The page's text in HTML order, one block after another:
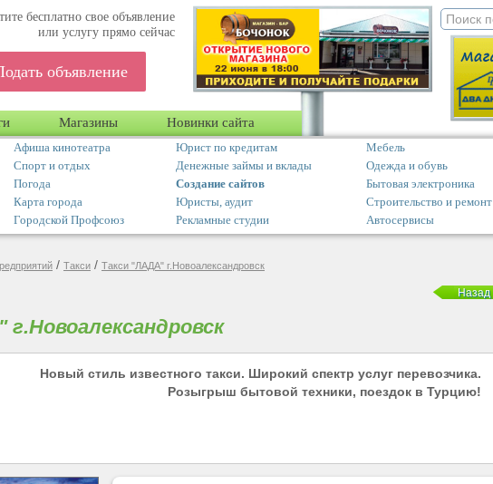
бесплатно свое объявление
или услугу прямо сейчас
Магазины Новинки сайта
объявление
Афиша кинотеатра Юрист по кредитам Мебель
Спорт и отдых Денежные займы и вклады Одежда и обувь
Погода Создание сайтов Бытовая электроника
Карта города Юристы, аудит Строительство и ремонт
Городской Профсоюз Рекламные студии Автосервисы
/ Такси / Такси "ЛАДА" г.Новоалександровск
Назад
Новый стиль известного такси. Широкий спектр услуг перевозчика.
Розыгрыш бытовой техники, поездок в Турцию!